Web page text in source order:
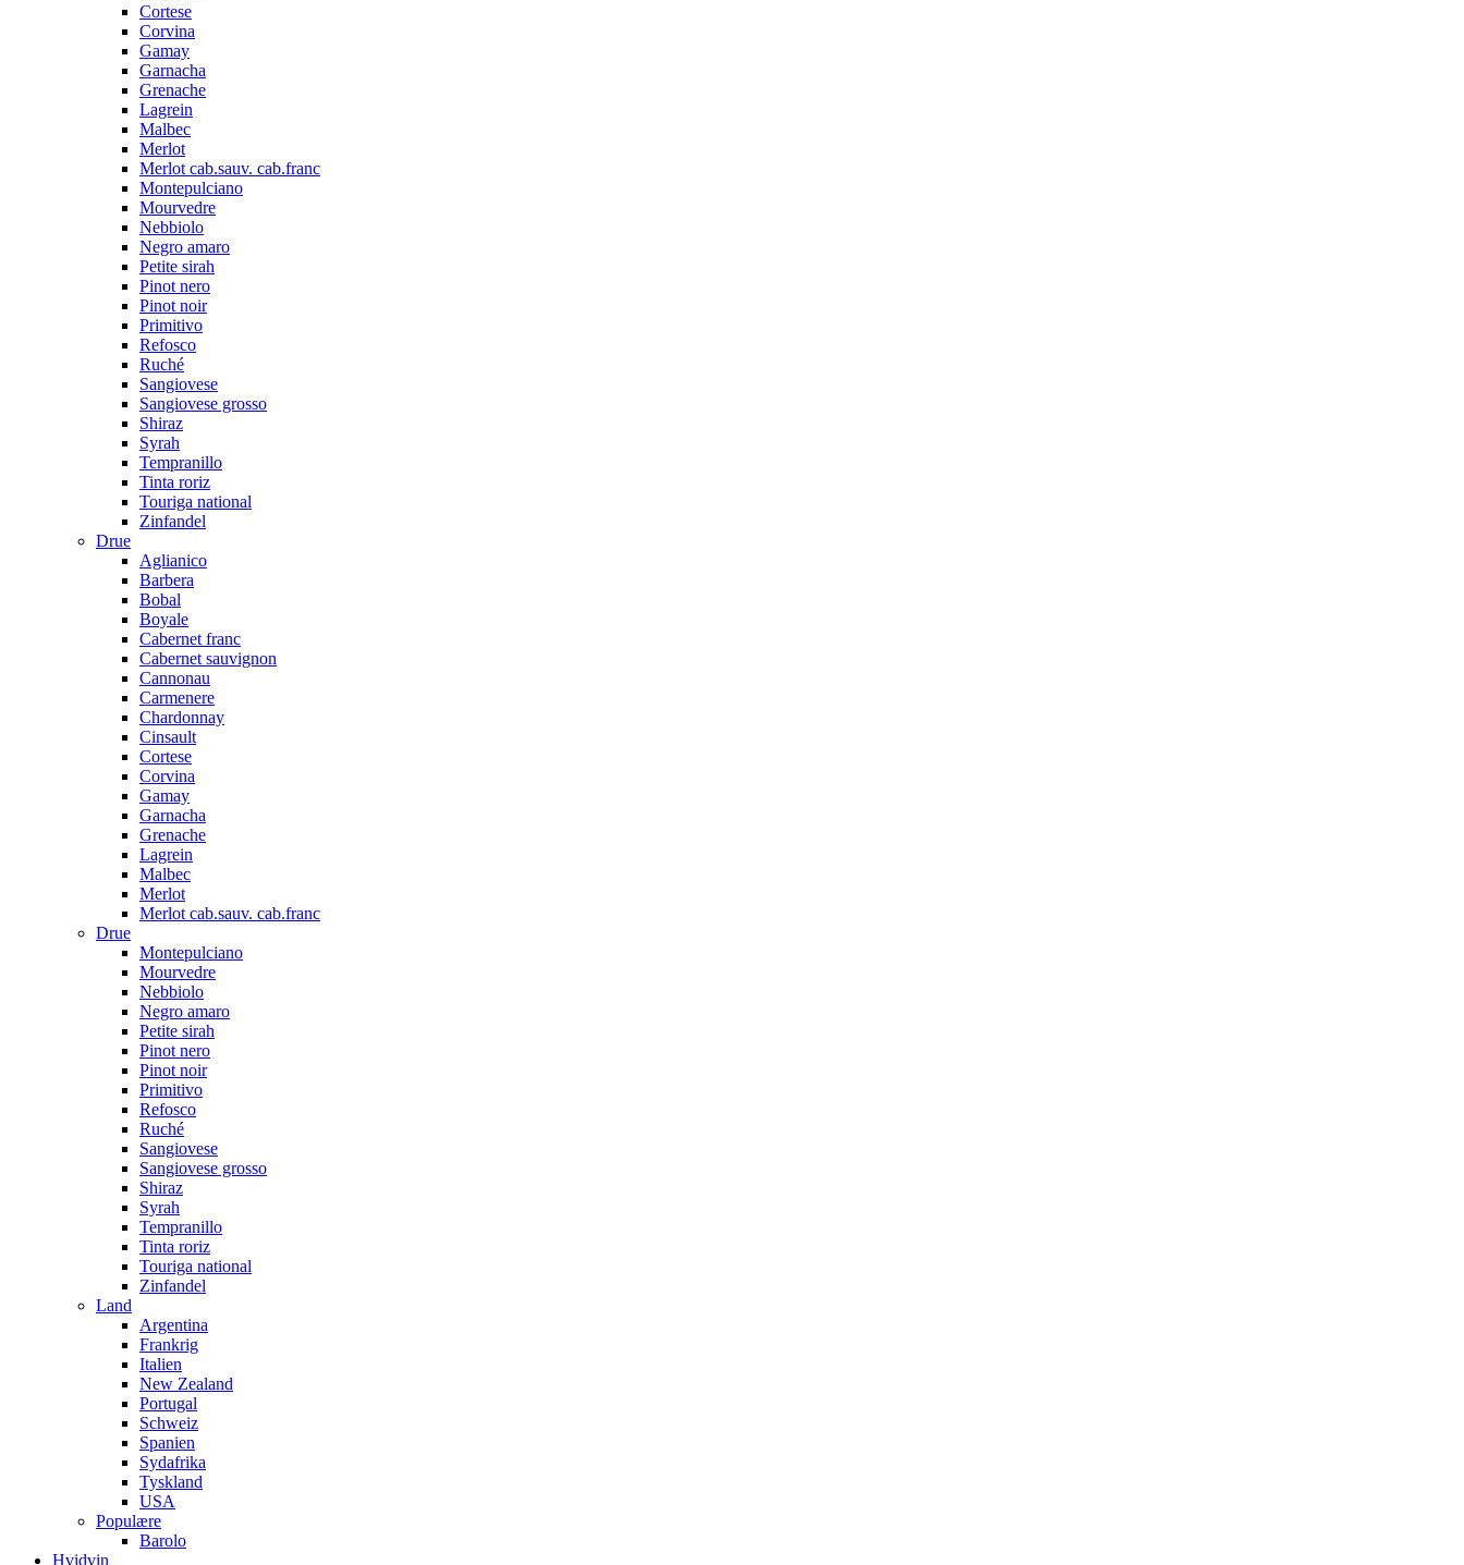
Cortese
Corvina
Gamay
Garnacha
Grenache
Lagrein
Malbec
Merlot
Merlot cab.sauv. cab.franc
Montepulciano
Mourvedre
Nebbiolo
Negro amaro
Petite sirah
Pinot nero
Pinot noir
Primitivo
Refosco
Ruché
Sangiovese
Sangiovese grosso
Shiraz
Syrah
Tempranillo
Tinta roriz
Touriga national
Zinfandel
Drue
Aglianico
Barbera
Bobal
Boyale
Cabernet franc
Cabernet sauvignon
Cannonau
Carmenere
Chardonnay
Cinsault
Cortese
Corvina
Gamay
Garnacha
Grenache
Lagrein
Malbec
Merlot
Merlot cab.sauv. cab.franc
Drue
Montepulciano
Mourvedre
Nebbiolo
Negro amaro
Petite sirah
Pinot nero
Pinot noir
Primitivo
Refosco
Ruché
Sangiovese
Sangiovese grosso
Shiraz
Syrah
Tempranillo
Tinta roriz
Touriga national
Zinfandel
Land
Argentina
Frankrig
Italien
New Zealand
Portugal
Schweiz
Spanien
Sydafrika
Tyskland
USA
Populære
Barolo
Hvidvin